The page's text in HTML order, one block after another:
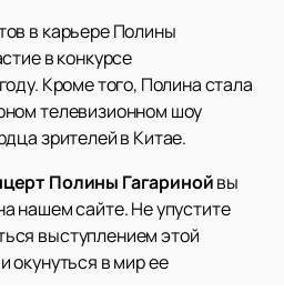
в карьере Полины
в конкурсе
Кроме того, Полина стала
телевизионном шоу
зрителей в Китае.
Полины Гагаринойвы
нашем сайте. Не упустите
выступлением этой
окунуться в мир ее